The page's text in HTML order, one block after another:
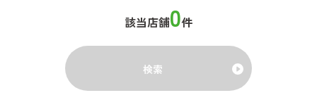
該当店舗0件
検索